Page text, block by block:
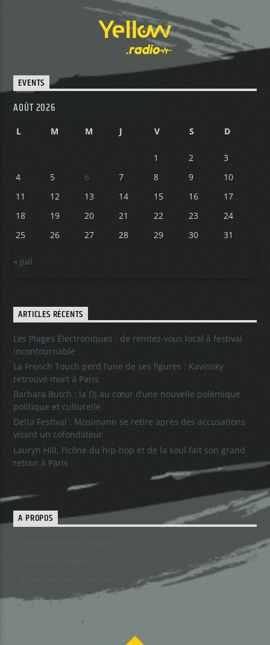
EVENTS
AOÛT 2026
L M M J V S D
1 2
3
4
5 6 7 8 9
10
11
12 13 14 15 16
17
18
19 20 21 22 23
24
25
26 27 28 29 30 31
« Juil
ARTICLES RÉCENTS
Les Plages Électroniques : de rendez-vous local à festival
incontournable
La French Touch perd l’une de ses figures : Kavinsky
retrouvé mort à Paris
Barbara Butch : la DJ au cœur d’une nouvelle polémique
politique et culturelle
Delta Festival : Mosimann se retire après des accusations
visant un cofondateur
Lauryn Hill, l’icône du hip-hop et de la soul fait son grand
retour à Paris
A PROPOS